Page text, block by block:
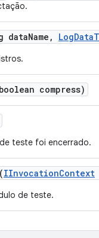
dataName , LogData
compress)
teste foi encerrado.
(IInvocationContext
de teste.